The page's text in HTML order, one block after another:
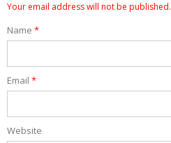
Your email address will not be published.
Name *
Email *
Website